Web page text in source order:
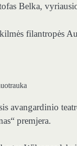
Belka,
filantropės
avangardinio
premjera.